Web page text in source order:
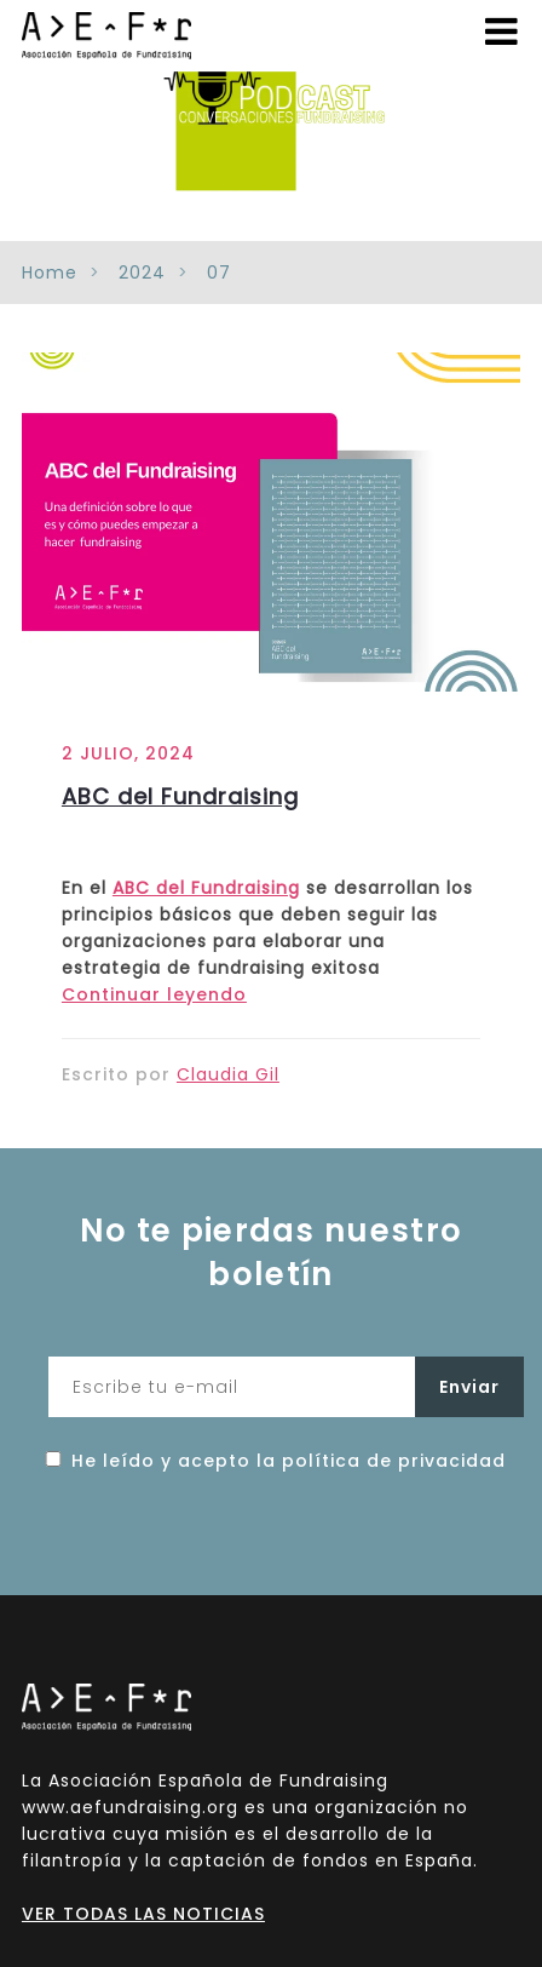
Home 2024 07
2 JULIO, 2024
ABC del Fundraising
En el ABC del Fundraising se desarrollan los
principios básicos que deben seguir las
organizaciones para elaborar una
estrategia de fundraising exitosa
Continuar leyendo
Escrito por Claudia Gil
No te pierdas nuestro
boletín
He leído y acepto la política de privacidad
La Asociación Española de Fundraising
www.aefundraising.org es una organización no
lucrativa cuya misión es el desarrollo de la
filantropía y la captación de fondos en España.
VER TODAS LAS NOTICIAS